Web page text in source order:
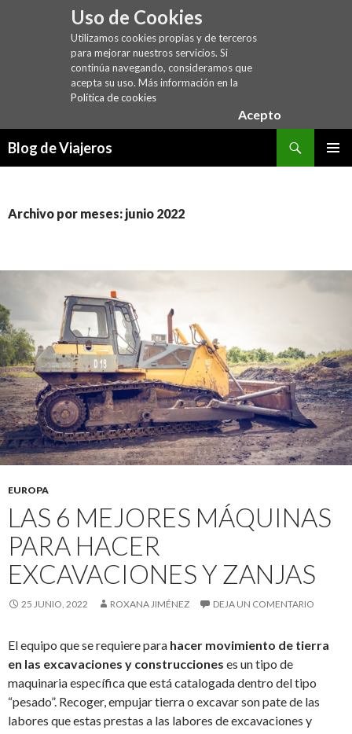
Uso de Cookies
Utilizamos cookies propias y de terceros
para mejorar nuestros servicios. Si
continúa navegando, consideramos que
acepta su uso. Más información en la
Política de cookies
Acepto
Blog de Viajeros
Archivo por meses: junio 2022
EUROPA
LAS 6 MEJORES MÁQUINAS
PARA HACER
EXCAVACIONES Y ZANJAS
25 JUNIO, 2022 ROXANA JIMÉNEZ DEJA UN COMENTARIO
El equipo que se requiere para hacer movimiento de tierra
en las excavaciones y construcciones es un tipo de
maquinaria específica que está catalogada dentro del tipo
“pesado”. Recoger, empujar tierra o excavar son pate de las
labores que estas prestas a las labores de excavaciones y